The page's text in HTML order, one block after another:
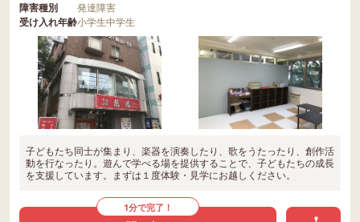
障害種別
発達障害
受け入れ年齢小学生中学生
子どもたち同士が集まり、楽器を演奏したり、歌をうたったり、創作活
動を行なったり。遊んで学べる場を提供することで、子どもたちの成長
を支援しています。まずは１度体験・見学にお越しください。
1分で完了！